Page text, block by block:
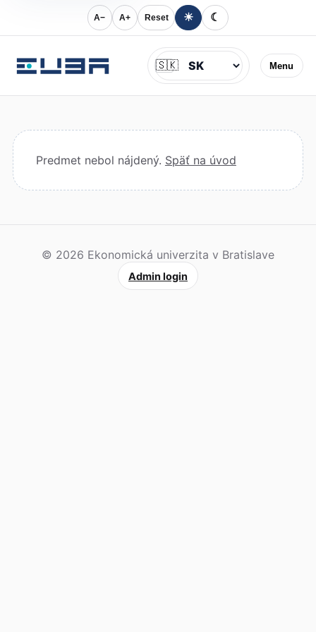
A− A+ Reset ☀ ☾
Menu
Jazyk
🇸🇰
Predmet nebol nájdený. Späť na úvod
© 2026 Ekonomická univerzita v Bratislave
Admin login